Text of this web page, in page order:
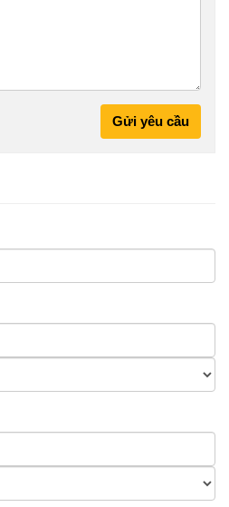
Gửi yêu cầu